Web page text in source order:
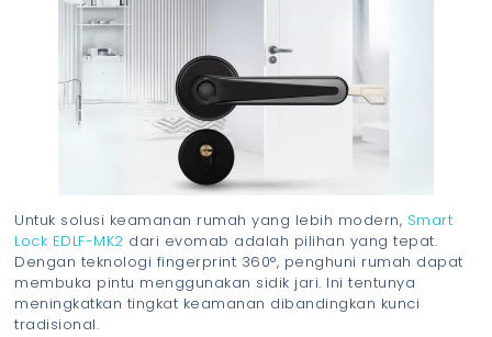
Untuk solusi keamanan rumah yang lebih modern, Smart
Lock EDLF-MK2 dari evomab adalah pilihan yang tepat.
Dengan teknologi fingerprint 360°, penghuni rumah dapat
membuka pintu menggunakan sidik jari. Ini tentunya
meningkatkan tingkat keamanan dibandingkan kunci
tradisional.